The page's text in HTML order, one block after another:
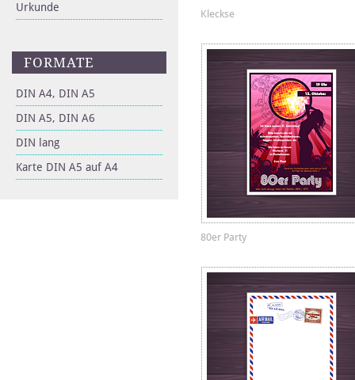
Urkunde
FORMATE
DIN A4, DIN A5
DIN A5, DIN A6
DIN lang
Karte DIN A5 auf A4
Kleckse
80er Party